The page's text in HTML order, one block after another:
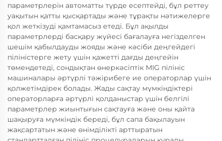
параметрлерін автоматты түрде есептейді, бұл реттеу
уақытын қатты қысқартады және тұрақты нәтижелерге
қол жеткізуді қамтамасыз етеді. Бұл ақылды
параметрлерді басқару жүйесі бағалауға негізделген
шешім қабылдауды жояды және кәсіби деңгейдегі
піліністерге жету үшін қажетті дағды деңгейін
төмендетеді, сондықтан өнеркәсіптік MIG пілініс
машиналары әртүрлі тәжірибеге ие операторлар үшін
қолжетімдірек болады. Жады сақтау мүмкіндіктері
операторларға әртүрлі қолданыстар үшін белгілі
параметрлер жиынтығын сақтауға және оны қайта
шақыруға мүмкіндік береді, бұл сапа бақылауын
жақсартатын және өнімділікті арттыратын